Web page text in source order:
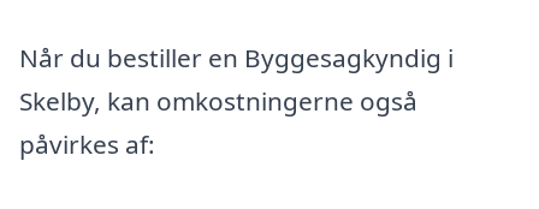
Når du bestiller en Byggesagkyndig i
Skelby, kan omkostningerne også
påvirkes af: